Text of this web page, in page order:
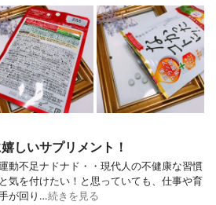
しいサプリメント！
動不足ナドナド・・現代人の不健康な習慣
気を付けたい！と思っていても、仕事や育
が回り…続きを見る